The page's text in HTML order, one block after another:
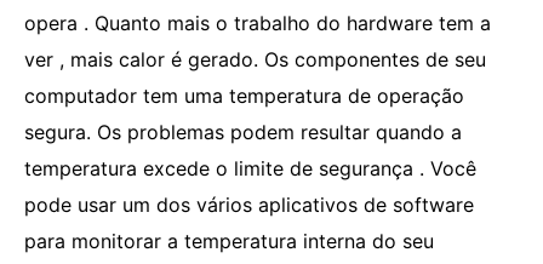
opera . Quanto mais o trabalho do hardware tem a
ver , mais calor é gerado. Os componentes de seu
computador tem uma temperatura de operação
segura. Os problemas podem resultar quando a
temperatura excede o limite de segurança . Você
pode usar um dos vários aplicativos de software
para monitorar a temperatura interna do seu